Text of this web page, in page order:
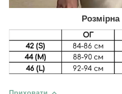
Розмірна
Приховати